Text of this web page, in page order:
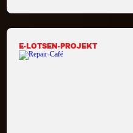
E-LOTSEN-PROJEKT